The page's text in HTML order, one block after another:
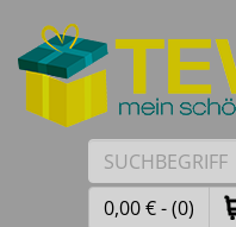
0,00 € - (0)